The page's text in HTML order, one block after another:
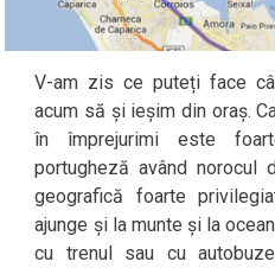
V-am zis ce puteți face
acum să și ieșim din oraș.
în împrejurimi este
portugheză având
geografică foarte
ajunge și la munte și la
cu trenul sau cu